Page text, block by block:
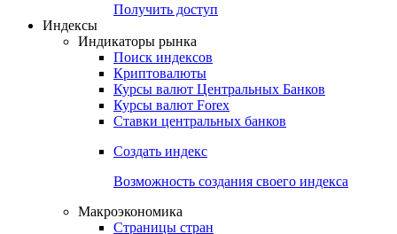
Получить доступ
Индексы
Индикаторы рынка
Поиск индексов
Криптовалюты
Курсы валют Центральных Банков
Курсы валют Forex
Ставки центральных банков
Создать индекс
Возможность создания своего индекса
Макроэкономика
Страницы стран